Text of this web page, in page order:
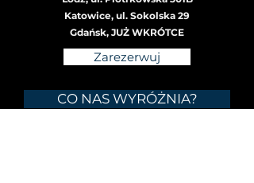
Katowice, ul. Sokolska 29
Gdańsk, JUŻ WKRÓTCE
Zarezerwuj
CO NAS WYRÓŻNIA?